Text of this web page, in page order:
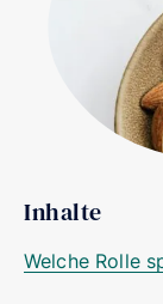
Inhalte
Welche Rolle